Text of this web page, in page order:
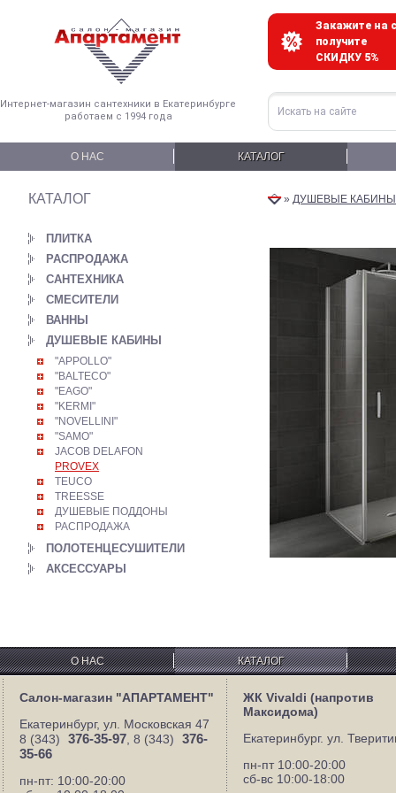
Интернет-магазин сантехники в Екатеринбурге
работаем с 1994 года
Закажите на
получите
СКИДКУ 5%
О НАС КАТАЛОГ
КАТАЛОГ
ПЛИТКА
РАСПРОДАЖА
САНТЕХНИКА
СМЕСИТЕЛИ
ВАННЫ
ДУШЕВЫЕ КАБИНЫ
"APPOLLO"
"BALTECO"
"EAGO"
"KERMI"
"NOVELLINI"
"SAMO"
JACOB DELAFON
PROVEX
TEUCO
TREESSE
ДУШЕВЫЕ ПОДДОНЫ
РАСПРОДАЖА
ПОЛОТЕНЦЕСУШИТЕЛИ
АКСЕССУАРЫ
» ДУШЕВЫЕ КАБИНЫ
О НАС КАТАЛОГ
Салон-магазин "АПАРТАМЕНТ"
Екатеринбург, ул. Московская 47
8 (343)
376-35-97 , 8 (343)
376-
35-66
пн-пт: 10:00-20:00
ЖК Vivaldi (напротив
Максидома)
Екатеринбург. ул.
пн-пт 10:00-20:00
сб-вс 10:00-18:00